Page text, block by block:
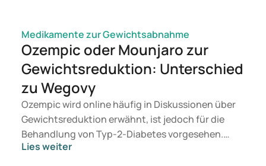
Medikamente zur Gewichtsabnahme
Ozempic oder Mounjaro zur
Gewichtsreduktion: Unterschied
zu Wegovy
Ozempic wird online häufig in Diskussionen über
Gewichtsreduktion erwähnt, ist jedoch für die
Behandlung von Typ-2-Diabetes vorgesehen.
Suchen Sie eine Therapie zur Gewichtskontrolle,
Lies weiter